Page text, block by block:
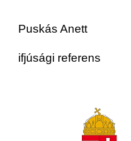
Puskás Anett
ifjúsági referens